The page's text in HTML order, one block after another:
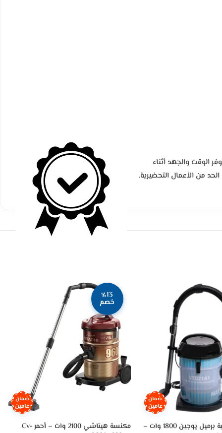
الوقت والجهد أثناء
من الأعمال التحضيرية.
ضمان
عامين
مكنسة كهربائية برميل يوجين 1800 وات –
٪13
خصم
ضمان
عامين
مكنسة هيتاشي 2100 وات – أحمر Cv-